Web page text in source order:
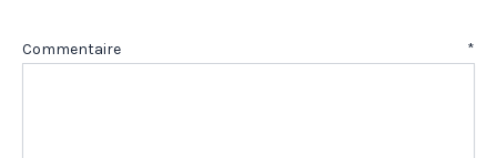
Commentaire *